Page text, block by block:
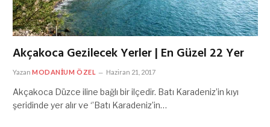
Akçakoca Gezilecek Yerler | En Güzel 22 Yer
Yazan MODANIUM ÖZEL Haziran 21, 2017
Akçakoca Düzce iline bağlı bir ilçedir. Batı Karadeniz’in kıyı
şeridinde yer alır ve ‘’Batı Karadeniz’in…